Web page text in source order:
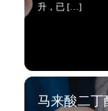
升，已 […]
马来酸二